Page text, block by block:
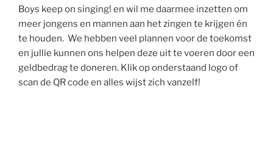
Boys keep on singing! en wil me daarmee inzetten om
meer jongens en mannen aan het zingen te krijgen én
te houden. We hebben veel plannen voor de toekomst
en jullie kunnen ons helpen deze uit te voeren door een
geldbedrag te doneren. Klik op onderstaand logo of
scan de QR code en alles wijst zich vanzelf!